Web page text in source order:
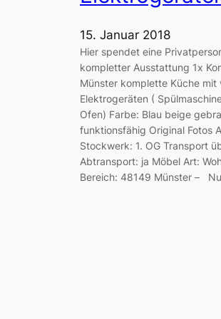
15. Januar 2018
Hier spendet eine
kompletter Ausstattung 1x
Münster komplette Küche mit
Elektrogeräten (
Ofen) Farbe: Blau beige
funktionsfähig Original Fotos
Stockwerk: 1. OG Transport
Abtransport: ja Möbel Art:
Bereich: 48149 Münster –